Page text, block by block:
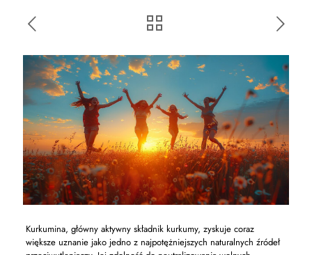
Kurkumina, główny aktywny składnik kurkumy, zyskuje coraz
większe uznanie jako jedno z najpotężniejszych naturalnych źródeł